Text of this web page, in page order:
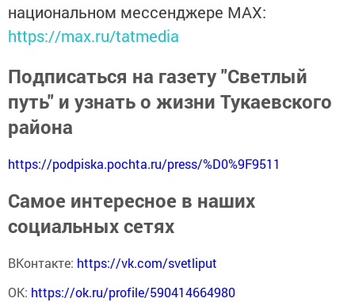
национальном мессенджере MАХ:
https://max.ru/tatmedia
Подписаться на газету "Светлый
путь" и узнать о жизни Тукаевского
района
https://podpiska.pochta.ru/press/%D0%9F9511
Самое интересное в наших
социальных сетях
ВКонтакте: https://vk.com/svetliput
ОК: https://ok.ru/profile/590414664980